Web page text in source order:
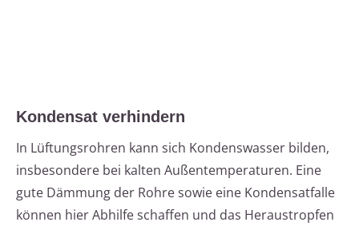
Kondensat verhindern
In Lüftungsrohren kann sich Kondenswasser bilden,
insbesondere bei kalten Außentemperaturen. Eine
gute Dämmung der Rohre sowie eine Kondensatfalle
können hier Abhilfe schaffen und das Heraustropfen